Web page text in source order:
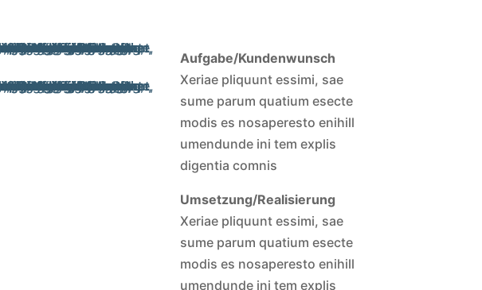
Aufgabe/Kundenwunsch
Xeriae pliquunt essimi, sae
sume parum quatium esecte
modis es nosaperesto enihill
umendunde ini tem explis
digentia comnis
Umsetzung/Realisierung
Xeriae pliquunt essimi, sae
sume parum quatium esecte
modis es nosaperesto enihill
umendunde ini tem explis